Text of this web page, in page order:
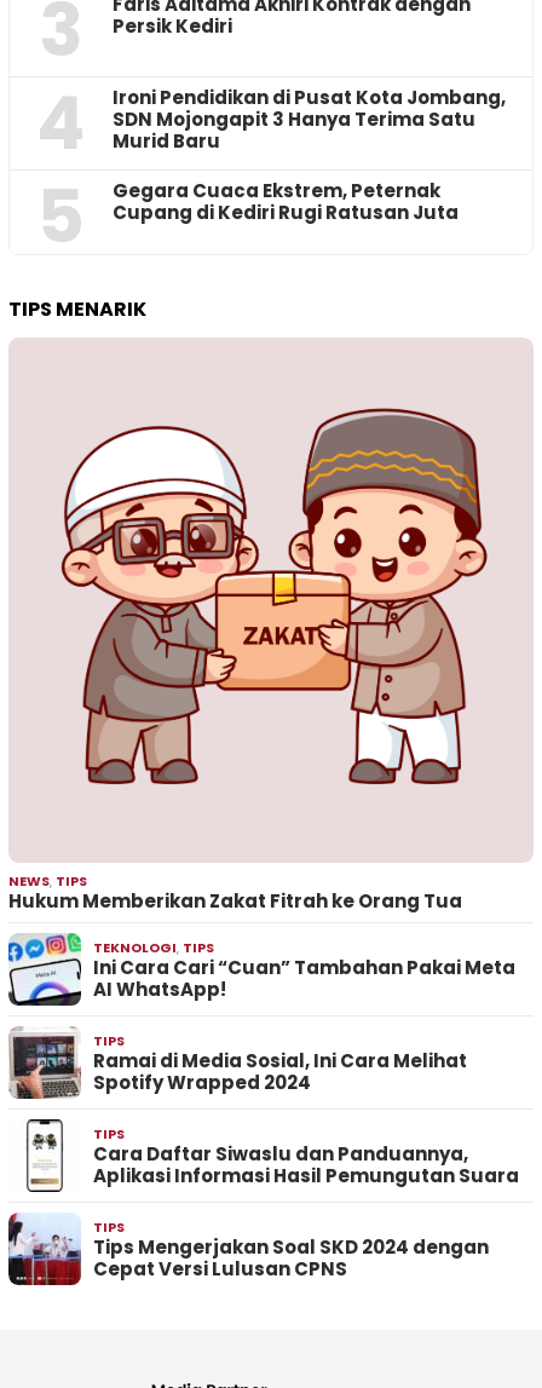
3
Persik Kediri
4
Ironi Pendidikan di Pusat Kota Jombang,
SDN Mojongapit 3 Hanya Terima Satu
Murid Baru
5
‎Gegara Cuaca Ekstrem, Peternak
Cupang di Kediri Rugi Ratusan Juta
TIPS MENARIK
NEWS, TIPS
Hukum Memberikan Zakat Fitrah ke Orang Tua
TEKNOLOGI, TIPS
Ini Cara Cari “Cuan” Tambahan Pakai Meta
AI WhatsApp!
TIPS
Ramai di Media Sosial, Ini Cara Melihat
Spotify Wrapped 2024
TIPS
Cara Daftar Siwaslu dan Panduannya,
Aplikasi Informasi Hasil Pemungutan Suara
TIPS
Tips Mengerjakan Soal SKD 2024 dengan
Cepat Versi Lulusan CPNS